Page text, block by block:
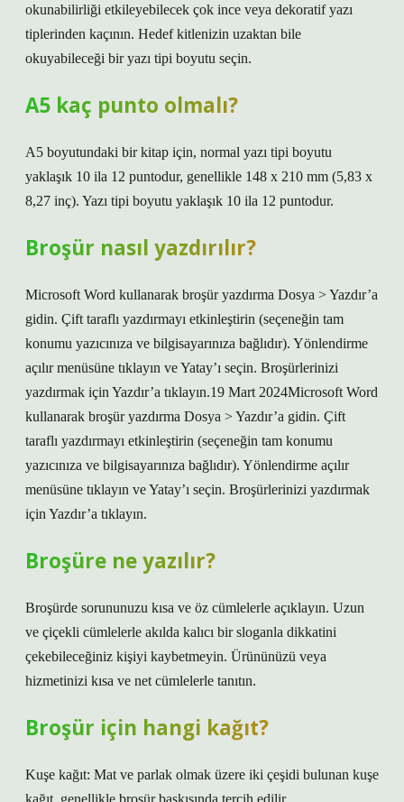
okunabilirliği etkileyebilecek çok ince veya dekoratif yazı
tiplerinden kaçının. Hedef kitlenizin uzaktan bile
okuyabileceği bir yazı tipi boyutu seçin.
A5 kaç punto olmalı?
A5 boyutundaki bir kitap için, normal yazı tipi boyutu
yaklaşık 10 ila 12 puntodur, genellikle 148 x 210 mm (5,83 x
8,27 inç). Yazı tipi boyutu yaklaşık 10 ila 12 puntodur.
Broşür nasıl yazdırılır?
Microsoft Word kullanarak broşür yazdırma Dosya > Yazdır’a
gidin. Çift taraflı yazdırmayı etkinleştirin (seçeneğin tam
konumu yazıcınıza ve bilgisayarınıza bağlıdır). Yönlendirme
açılır menüsüne tıklayın ve Yatay’ı seçin. Broşürlerinizi
yazdırmak için Yazdır’a tıklayın.19 Mart 2024Microsoft Word
kullanarak broşür yazdırma Dosya > Yazdır’a gidin. Çift
taraflı yazdırmayı etkinleştirin (seçeneğin tam konumu
yazıcınıza ve bilgisayarınıza bağlıdır). Yönlendirme açılır
menüsüne tıklayın ve Yatay’ı seçin. Broşürlerinizi yazdırmak
için Yazdır’a tıklayın.
Broşüre ne yazılır?
Broşürde sorununuzu kısa ve öz cümlelerle açıklayın. Uzun
ve çiçekli cümlelerle akılda kalıcı bir sloganla dikkatini
çekebileceğiniz kişiyi kaybetmeyin. Ürününüzü veya
hizmetinizi kısa ve net cümlelerle tanıtın.
Broşür için hangi kağıt?
Kuşe kağıt: Mat ve parlak olmak üzere iki çeşidi bulunan kuşe
kağıt, genellikle broşür baskısında tercih edilir.